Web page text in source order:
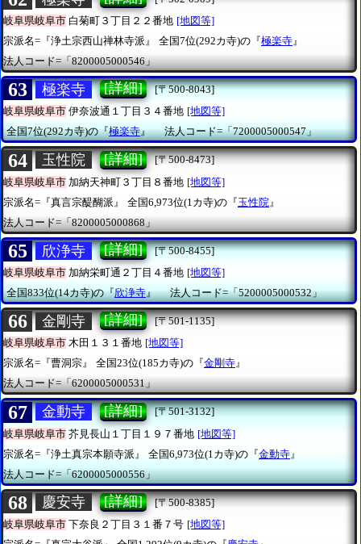
岐阜県岐阜市 白菊町３丁目２２番地 [地図等]
宗派名=『浄土宗西山禅林寺派』
全国7位(292カ寺)の『極楽寺』
法人コード=「8200005000546」
63 極楽寺 [詳細]
[〒500-8043]
岐阜県岐阜市 伊奈波通１丁目３４番地 [地図等]
全国7位(292カ寺)の『極楽寺』 法人コード=「7200005000547」
64 玉性院 [詳細]
[〒500-8473]
岐阜県岐阜市 加納天神町３丁目８番地 [地図等]
宗派名=『真言宗醍醐派』
全国6,973位(1カ寺)の『玉性院 』
法人コード=「8200005000868」
65 欣浄寺 [詳細]
[〒500-8455]
岐阜県岐阜市 加納栄町通２丁目４番地 [地図等]
全国833位(14カ寺)の『欣浄寺』 法人コード=「5200005000532」
66 金剛寺 [詳細]
[〒501-1135]
岐阜県岐阜市 木田１３１番地 [地図等]
宗派名=『曹洞宗』
全国23位(185カ寺)の『金剛寺』
法人コード=「6200005000531」
67 金動寺 [詳細]
[〒501-3132]
岐阜県岐阜市 芥見長山１丁目１９７番地 [地図等]
宗派名=『浄土真宗本願寺派』
全国6,973位(1カ寺)の『金動寺 』
法人コード=「6200005000556」
68 慶安寺 [詳細]
[〒500-8385]
岐阜県岐阜市 下奈良２丁目３１番７号 [地図等]